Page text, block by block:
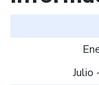
Julio